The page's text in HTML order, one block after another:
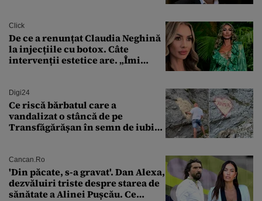
Click
De ce a renunțat Claudia Neghină
la injecțiile cu botox. Câte
intervenții estetice are. „Îmi
Digi24
Ce riscă bărbatul care a
vandalizat o stâncă de pe
Transfăgărășan în semn de iubire
Cancan.ro
'Din păcate, s-a gravat'. Dan Alexa,
dezvăluiri triste despre starea de
sănătate a Alinei Pușcău. Ce